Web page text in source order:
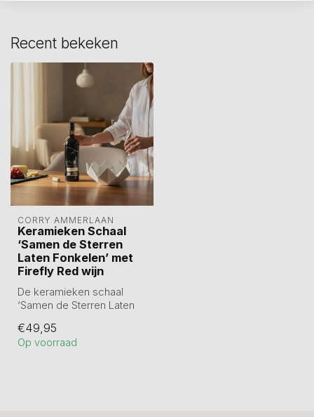
Recent bekeken
CORRY AMMERLAAN
Keramieken Schaal
‘Samen de Sterren
Laten Fonkelen’ met
Firefly Red wijn
De keramieken schaal
‘Samen de Sterren Laten
symboliseert...
€49,95
Op voorraad